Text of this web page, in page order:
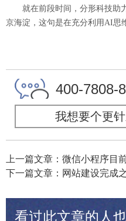
就在前段时间， 分形科技助
京海淀，这句是在充分利用AI思
400-7808-
我想要个更
上一篇文章：微信小程序目
下一篇文章：网站建设完成
看过此文章的人